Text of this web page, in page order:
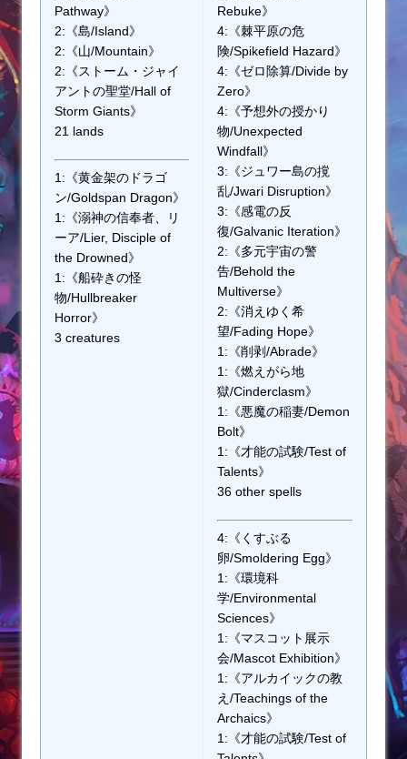
Pathway》
2:《島/Island》
2:《山/Mountain》
2:《ストーム・ジャイ
アントの聖堂/Hall of
Storm Giants》
21 lands
1:《黄金架のドラゴ
ン/Goldspan Dragon》
1:《溺神の信奉者、リ
ーア/Lier, Disciple of
the Drowned》
1:《船砕きの怪
物/Hullbreaker
Horror》
3 creatures
Rebuke》
4:《棘平原の危
険/Spikefield Hazard》
4:《ゼロ除算/Divide by
Zero》
4:《予想外の授かり
物/Unexpected
Windfall》
3:《ジュワー島の撹
乱/Jwari Disruption》
3:《感電の反
復/Galvanic Iteration》
2:《多元宇宙の警
告/Behold the
Multiverse》
2:《消えゆく希
望/Fading Hope》
1:《削剥/Abrade》
1:《燃えがら地
獄/Cinderclasm》
1:《悪魔の稲妻/Demon
Bolt》
1:《才能の試験/Test of
Talents》
36 other spells
4:《くすぶる
卵/Smoldering Egg》
1:《環境科
学/Environmental
Sciences》
1:《マスコット展示
会/Mascot Exhibition》
1:《アルカイックの教
え/Teachings of the
Archaics》
1:《才能の試験/Test of